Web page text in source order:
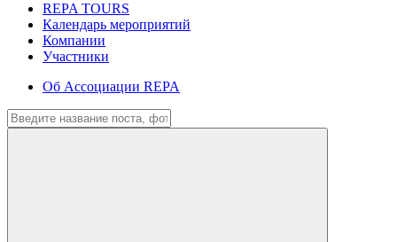
REPA TOURS
Календарь мероприятий
Компании
Участники
Об Ассоциации REPA